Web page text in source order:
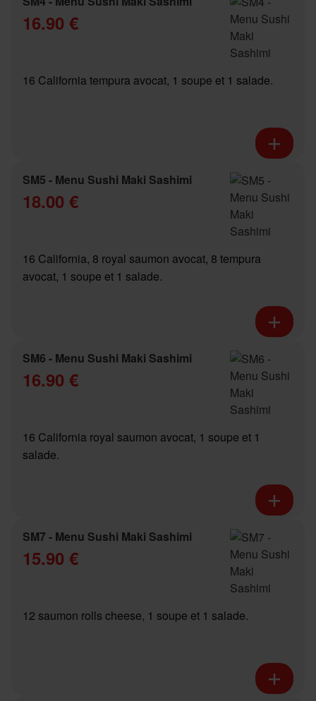
16.90 €
16 California tempura avocat, 1 soupe et 1 salade.
SM5 - Menu Sushi Maki Sashimi
18.00 €
16 California, 8 royal saumon avocat, 8 tempura
avocat, 1 soupe et 1 salade.
SM6 - Menu Sushi Maki Sashimi
16.90 €
16 California royal saumon avocat, 1 soupe et 1
salade.
SM7 - Menu Sushi Maki Sashimi
15.90 €
12 saumon rolls cheese, 1 soupe et 1 salade.